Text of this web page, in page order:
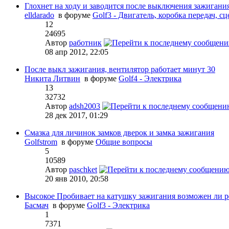
Глохнет на ходу и заводится после выключения
elldarado в форуме Golf3 - Двигатель, коробка передач,
12
24695
Автор работник
08 апр 2012, 22:05
После выкл зажигания, вентилятор работает минут 30
Никита Литвин в форуме Golf4 - Электрика
13
32732
Автор adsh2003
28 дек 2017, 01:29
Смазка для личинок замков дверок и замка зажигания
Golfstrom в форуме Общие вопросы
5
10589
Автор paschket
20 янв 2010, 20:58
Высокое Пробивает на катушку зажигания возможен ли
Басмач в форуме Golf3 - Электрика
1
7371